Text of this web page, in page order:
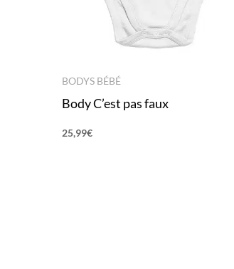
BODYS BÉBÉ
Body C’est pas faux
25,99€